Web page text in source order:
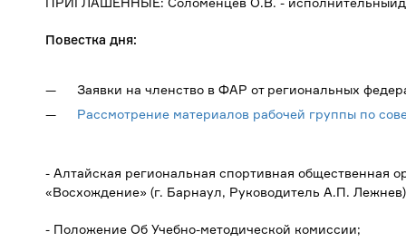
Повестка дня:
Заявки на членство в ФАР от региональных
Рассмотрение материалов рабочей группы по
- Алтайская региональная спортивная общественная
«Восхождение» (г. Барнаул, Руководитель А.П.
- Положение Об Учебно-методической комиссии;